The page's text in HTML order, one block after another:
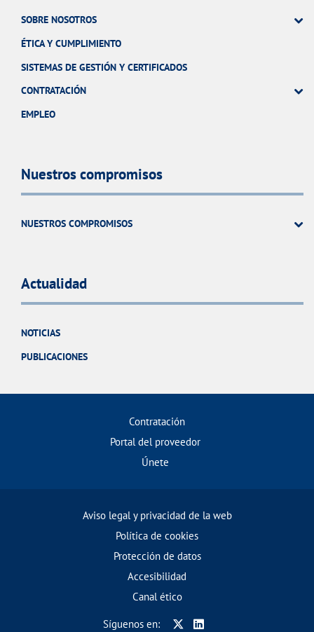
SOBRE NOSOTROS
ÉTICA Y CUMPLIMIENTO
SISTEMAS DE GESTIÓN Y CERTIFICADOS
CONTRATACIÓN
EMPLEO
Nuestros compromisos
NUESTROS COMPROMISOS
Actualidad
NOTICIAS
PUBLICACIONES
Contratación
Portal del proveedor
Únete
Aviso legal y privacidad de la web
Política de cookies
Protección de datos
Accesibilidad
Canal ético
Síguenos en: